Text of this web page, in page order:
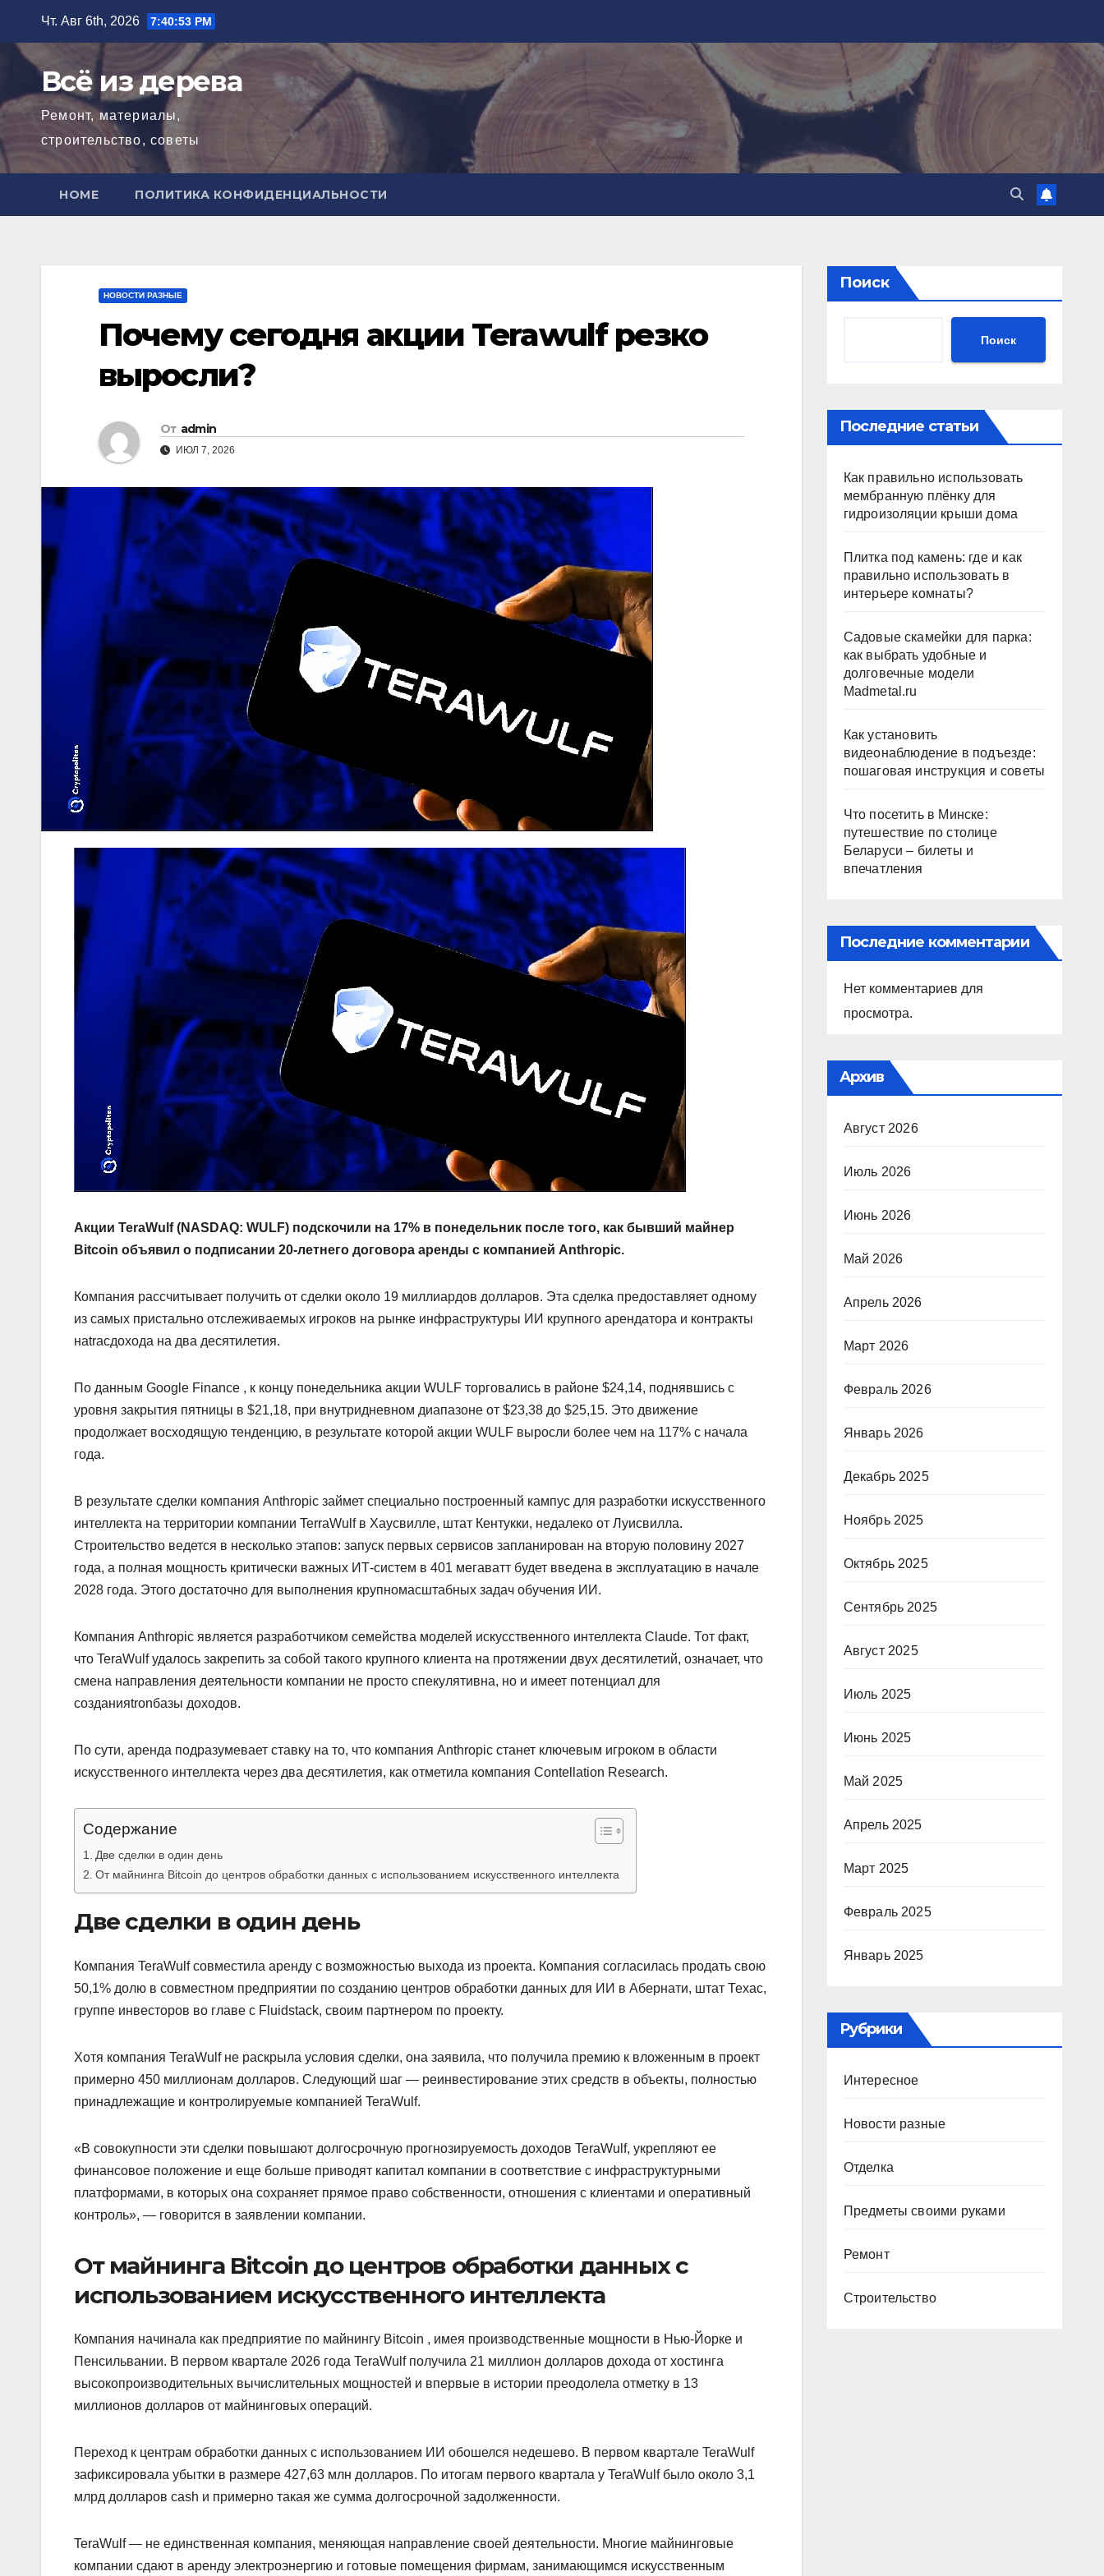
содержимому
Чт. Авг 6th, 2026 7:40:54 PM
Всё из дерева
Ремонт, материалы,
строительство, советы
HOME ПОЛИТИКА КОНФИДЕНЦИАЛЬНОСТИ
НОВОСТИ РАЗНЫЕ
Почему сегодня акции Terawulf резко
выросли?
От admin
ИЮЛ 7, 2026
Акции TeraWulf (NASDAQ: WULF) подскочили на 17% в понедельник после того, как бывший майнер
Bitcoin объявил о подписании 20-летнего договора аренды с компанией Anthropic.
Компания рассчитывает получить от сделки около 19 миллиардов долларов. Эта сделка предоставляет одному
из самых пристально отслеживаемых игроков на рынке инфраструктуры ИИ крупного арендатора и контракты
наtracдохода на два десятилетия.
По данным Google Finance , к концу понедельника акции WULF торговались в районе $24,14, поднявшись с
уровня закрытия пятницы в $21,18, при внутридневном диапазоне от $23,38 до $25,15. Это движение
продолжает восходящую тенденцию, в результате которой акции WULF выросли более чем на 117% с начала
года.
В результате сделки компания Anthropic займет специально построенный кампус для разработки искусственного
интеллекта на территории компании TerraWulf в Хаусвилле, штат Кентукки, недалеко от Луисвилла.
Строительство ведется в несколько этапов: запуск первых сервисов запланирован на вторую половину 2027
года, а полная мощность критически важных ИТ-систем в 401 мегаватт будет введена в эксплуатацию в начале
2028 года. Этого достаточно для выполнения крупномасштабных задач обучения ИИ.
Компания Anthropic является разработчиком семейства моделей искусственного интеллекта Claude. Тот факт,
что TeraWulf удалось закрепить за собой такого крупного клиента на протяжении двух десятилетий, означает, что
смена направления деятельности компании не просто спекулятивна, но и имеет потенциал для
созданияtronбазы доходов.
По сути, аренда подразумевает ставку на то, что компания Anthropic станет ключевым игроком в области
искусственного интеллекта через два десятилетия, как отметила компания Contellation Research.
Содержание
Две сделки в один день
От майнинга Bitcoin до центров обработки данных с использованием искусственного интеллекта
Две сделки в один день
Компания TeraWulf совместила аренду с возможностью выхода из проекта. Компания согласилась продать свою
50,1% долю в совместном предприятии по созданию центров обработки данных для ИИ в Абернати, штат Техас,
группе инвесторов во главе с Fluidstack, своим партнером по проекту.
Хотя компания TeraWulf не раскрыла условия сделки, она заявила, что получила премию к вложенным в проект
примерно 450 миллионам долларов. Следующий шаг — реинвестирование этих средств в объекты, полностью
принадлежащие и контролируемые компанией TeraWulf.
«В совокупности эти сделки повышают долгосрочную прогнозируемость доходов TeraWulf, укрепляют ее
финансовое положение и еще больше приводят капитал компании в соответствие с инфраструктурными
платформами, в которых она сохраняет прямое право собственности, отношения с клиентами и оперативный
контроль», — говорится в заявлении компании.
От майнинга Bitcoin до центров обработки данных с
использованием искусственного интеллекта
Компания начинала как предприятие по майнингу Bitcoin , имея производственные мощности в Нью-Йорке и
Пенсильвании. В первом квартале 2026 года TeraWulf получила 21 миллион долларов дохода от хостинга
высокопроизводительных вычислительных мощностей и впервые в истории преодолела отметку в 13
миллионов долларов от майнинговых операций.
Переход к центрам обработки данных с использованием ИИ обошелся недешево. В первом квартале TeraWulf
зафиксировала убытки в размере 427,63 млн долларов. По итогам первого квартала у TeraWulf было около 3,1
млрд долларов cash и примерно такая же сумма долгосрочной задолженности.
TeraWulf — не единственная компания, меняющая направление своей деятельности. Многие майнинговые
компании сдают в аренду электроэнергию и готовые помещения фирмам, занимающимся искусственным
Поиск
Поиск
Последние статьи
Как правильно использовать
мембранную плёнку для
гидроизоляции крыши дома
Плитка под камень: где и как
правильно использовать в
интерьере комнаты?
Садовые скамейки для парка:
как выбрать удобные и
долговечные модели
Madmetal.ru
Как установить
видеонаблюдение в подъезде:
пошаговая инструкция и советы
Что посетить в Минске:
путешествие по столице
Беларуси – билеты и
впечатления
Последние комментарии
Нет комментариев для
просмотра.
Архив
Август 2026
Июль 2026
Июнь 2026
Май 2026
Апрель 2026
Март 2026
Февраль 2026
Январь 2026
Декабрь 2025
Ноябрь 2025
Октябрь 2025
Сентябрь 2025
Август 2025
Июль 2025
Июнь 2025
Май 2025
Апрель 2025
Март 2025
Февраль 2025
Январь 2025
Рубрики
Интересное
Новости разные
Отделка
Предметы своими руками
Ремонт
Строительство